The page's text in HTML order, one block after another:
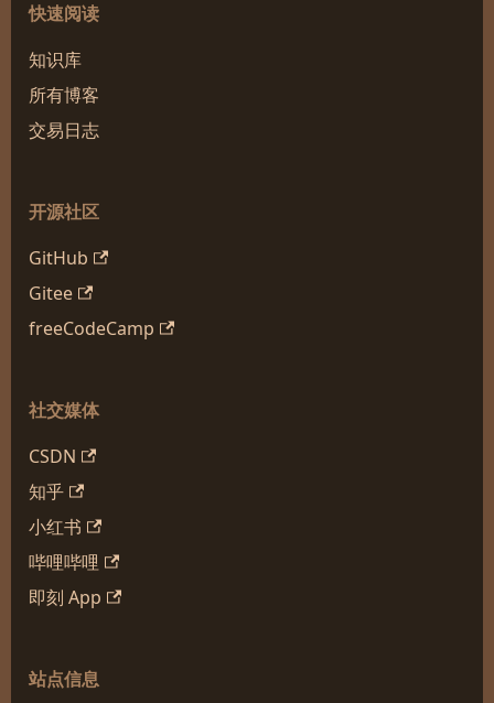
快速阅读
知识库
所有博客
交易日志
开源社区
GitHub
Gitee
freeCodeCamp
社交媒体
CSDN
知乎
小红书
哔哩哔哩
即刻 App
站点信息